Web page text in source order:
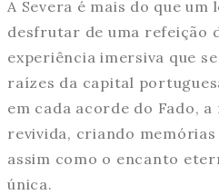
A Severa é mais do que um
desfrutar de uma refeição
experiência imersiva que
raízes da capital
em cada acorde do Fado, a
revivida, criando
assim como o encanto
única.